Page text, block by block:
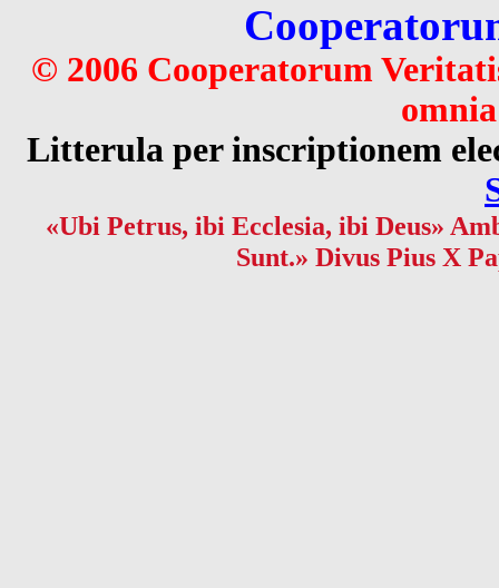
© 2006 Cooperatorum
Litterula per inscriptionem
«Ubi Petrus, ibi Ecclesia, ibi Deus»
Sunt.» Divus Pius X